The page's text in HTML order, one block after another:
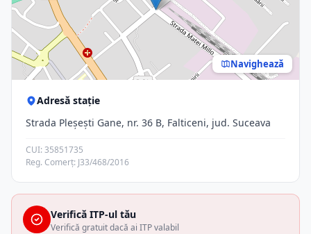
Navighează
Adresă stație
Strada Pleșești Gane, nr. 36 B, Falticeni, jud. Suceava
CUI: 35851735
Reg. Comerț: J33/468/2016
Verifică ITP-ul tău
Verifică gratuit dacă ai ITP valabil